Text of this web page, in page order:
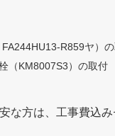
R859ヤ）
（KM8007S3）の取付
な方は、工事費込